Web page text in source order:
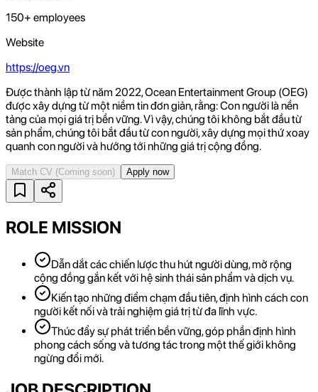
150+ employees
Website
https://oeg.vn
Được thành lập từ năm 2022, Ocean Entertainment Group (OEG)
được xây dựng từ một niềm tin đơn giản, rằng: Con người là nền
tảng của mọi giá trị bền vững. Vì vậy, chúng tôi không bắt đầu từ
sản phẩm, chúng tôi bắt đầu từ con người, xây dựng mọi thứ xoay
quanh con người và hướng tới những giá trị cộng đồng.
Match CV (Coming soon) Apply now
ROLE MISSION
Dẫn dắt các chiến lược thu hút người dùng, mở rộng
cộng đồng gắn kết với hệ sinh thái sản phẩm và dịch vụ.
Kiến tạo những điểm chạm đầu tiên, định hình cách con
người kết nối và trải nghiệm giá trị từ đa lĩnh vực.
Thúc đẩy sự phát triển bền vững, góp phần định hình
phong cách sống và tương tác trong một thế giới không
ngừng đổi mới.